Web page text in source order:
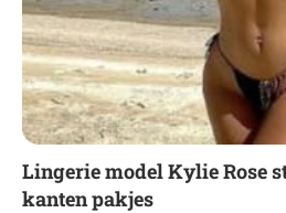
Lingerie model Kylie Rose
kanten pakjes